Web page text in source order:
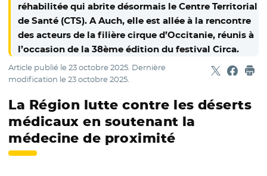
réhabilitée qui abrite désormais le Centre Territorial
de Santé (CTS). A Auch, elle est allée à la rencontre
des acteurs de la filière cirque d’Occitanie, réunis à
l’occasion de la 38ème édition du festival Circa.
Article publié le23 octobre 2025. Dernière
modification le23 octobre 2025. Partager
- Nouvelle
-
La Région lutte contre les déserts
médicaux en soutenant la
médecine de proximité